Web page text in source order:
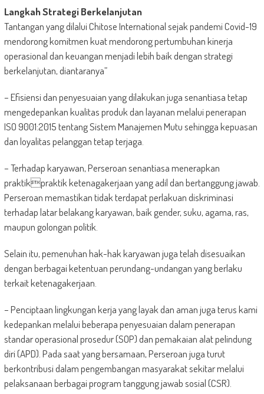
Langkah Strategi Berkelanjutan
Tantangan yang dilalui Chitose International sejak pandemi Covid-19
mendorong komitmen kuat mendorong pertumbuhan kinerja
operasional dan keuangan menjadi lebih baik dengan strategi
berkelanjutan, diantaranya”
– Efisiensi dan penyesuaian yang dilakukan juga senantiasa tetap
mengedepankan kualitas produk dan layanan melalui penerapan
ISO 9001:2015 tentang Sistem Manajemen Mutu sehingga kepuasan
dan loyalitas pelanggan tetap terjaga.
– Terhadap karyawan, Perseroan senantiasa menerapkan
praktikpraktik ketenagakerjaan yang adil dan bertanggung jawab.
Perseroan memastikan tidak terdapat perlakuan diskriminasi
terhadap latar belakang karyawan, baik gender, suku, agama, ras,
maupun golongan politik.
Selain itu, pemenuhan hak-hak karyawan juga telah disesuaikan
dengan berbagai ketentuan perundang-undangan yang berlaku
terkait ketenagakerjaan.
– Penciptaan lingkungan kerja yang layak dan aman juga terus kami
kedepankan melalui beberapa penyesuaian dalam penerapan
standar operasional prosedur (SOP) dan pemakaian alat pelindung
diri (APD). Pada saat yang bersamaan, Perseroan juga turut
berkontribusi dalam pengembangan masyarakat sekitar melalui
pelaksanaan berbagai program tanggung jawab sosial (CSR).